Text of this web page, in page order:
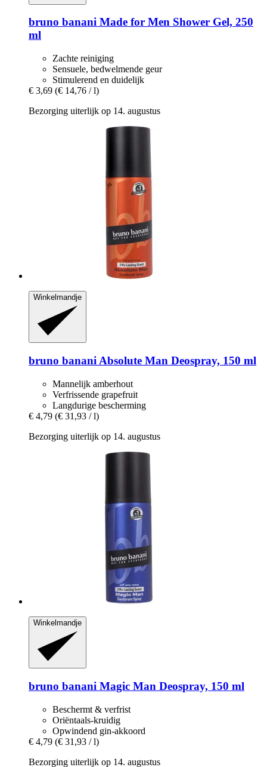
bruno banani Made for Men Shower Gel, 250
ml
Zachte reiniging
Sensuele, bedwelmende geur
Stimulerend en duidelijk
€ 3,69 (€ 14,76 / l)
Bezorging uiterlijk op 14. augustus
Winkelmandje
bruno banani Absolute Man Deospray, 150 ml
Mannelijk amberhout
Verfrissende grapefruit
Langdurige bescherming
€ 4,79 (€ 31,93 / l)
Bezorging uiterlijk op 14. augustus
Winkelmandje
bruno banani Magic Man Deospray, 150 ml
Beschermt & verfrist
Oriëntaals-kruidig
Opwindend gin-akkoord
€ 4,79 (€ 31,93 / l)
Bezorging uiterlijk op 14. augustus